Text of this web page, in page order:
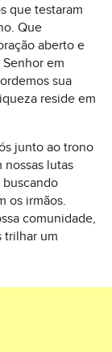
que testaram
Que
aberto e
em
sua
reside em
junto ao trono
nossas lutas
buscando
os irmãos.
comunidade,
trilhar um